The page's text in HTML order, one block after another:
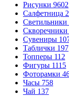
Рисунки 9602
Салфетница
Светильники
Скворечники
Сувениры
Таблички 197
Топперы 112
Фигуры 1115
Фоторамки
Часы 758
Чай 137